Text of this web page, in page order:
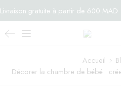
Livraison gratuite à partir de 600 MAD
Accueil
Décorer la chambre de bébé :